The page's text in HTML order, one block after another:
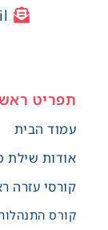
תפריט
עמוד הבית
אודות שילת
קורסי עזרה
קורס